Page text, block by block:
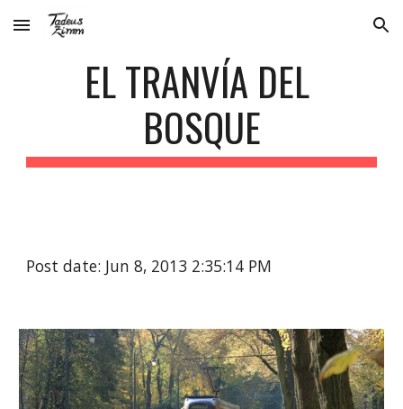
Skip to main content Skip to navigation
EL TRANVÍA DEL
BOSQUE
Post date: Jun 8, 2013 2:35:14 PM